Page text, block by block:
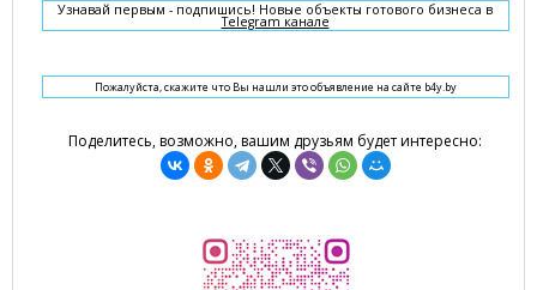
Узнавай первым - подпишись! Новые объекты готового бизнеса в
Telegram канале
Пожалуйста, скажите что Вы нашли это объявление на сайте b4y.by
Поделитесь, возможно, вашим друзьям будет интересно: